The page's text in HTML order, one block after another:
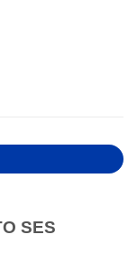
SES